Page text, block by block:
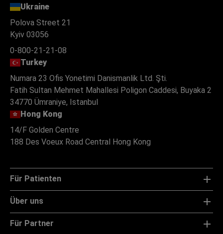
Ukraine
Polova Street 21
Kyiv 03056
0-800-21-21-08
Turkey
Numara 23 Ofis Yonetimi Danismanlik Ltd. Şti.
Fatih Sultan Mehmet Mahallesi Poligon Caddesi, Buyaka 2
34770 Ümraniye, Istanbul
Hong Kong
14/F Golden Centre
188 Des Voeux Road Central Hong Kong
Für Patienten
Über uns
Für Partner